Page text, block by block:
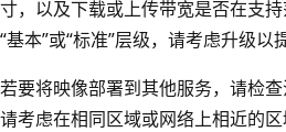
寸，以及下载或上传带宽是否在支
“基本”或“标准”层级，请考虑升级以
若要将映像部署到其他服务，请检查
请考虑在相同区域或网络上相近的